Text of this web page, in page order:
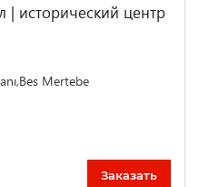
| исторический центр
Mertebe
Заказать